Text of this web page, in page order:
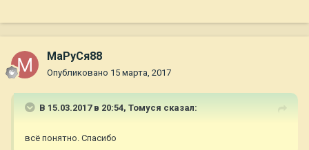
МаРуСя88
Опубликовано 15 марта, 2017
В 15.03.2017 в 20:54, Томуся сказал:
всё понятно. Спасибо